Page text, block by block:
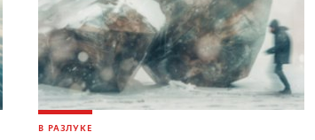
В РАЗЛУКЕ